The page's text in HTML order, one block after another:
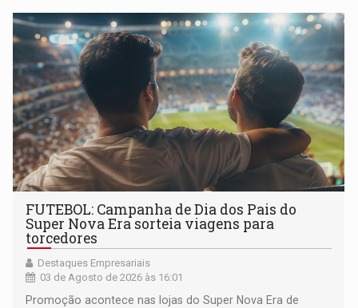
eleitores por saúde, limpeza pública e educação
FUTEBOL: Campanha de Dia dos Pais do
Super Nova Era sorteia viagens para
torcedores
Destaques Empresariais
03 de Agosto de 2026 às 16:01
Promoção acontece nas lojas do Super Nova Era de